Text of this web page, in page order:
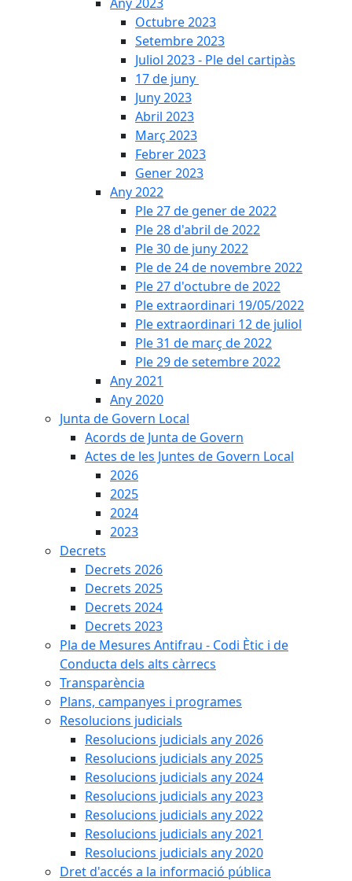
Octubre 2023
Setembre 2023
Juliol 2023 - Ple del cartipàs
17 de juny
Juny 2023
Abril 2023
Març 2023
Febrer 2023
Gener 2023
Any 2022
Ple 27 de gener de 2022
Ple 28 d'abril de 2022
Ple 30 de juny 2022
Ple de 24 de novembre 2022
Ple 27 d'octubre de 2022
Ple extraordinari 19/05/2022
Ple extraordinari 12 de juliol
Ple 31 de març de 2022
Ple 29 de setembre 2022
Any 2021
Any 2020
Junta de Govern Local
Acords de Junta de Govern
Actes de les Juntes de Govern Local
2026
2025
2024
2023
Decrets
Decrets 2026
Decrets 2025
Decrets 2024
Decrets 2023
Pla de Mesures Antifrau - Codi Ètic i de
Conducta dels alts càrrecs
Transparència
Plans, campanyes i programes
Resolucions judicials
Resolucions judicials any 2026
Resolucions judicials any 2025
Resolucions judicials any 2024
Resolucions judicials any 2023
Resolucions judicials any 2022
Resolucions judicials any 2021
Resolucions judicials any 2020
Dret d'accés a la informació pública